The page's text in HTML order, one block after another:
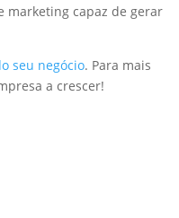
marketing capaz de gerar
seu negócio. Para mais
a crescer!